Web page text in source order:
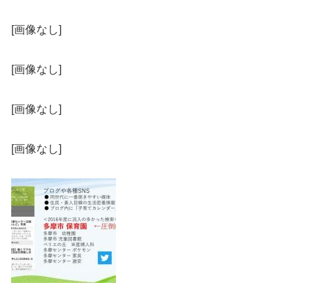
[画像なし]
[画像なし]
[画像なし]
[画像なし]